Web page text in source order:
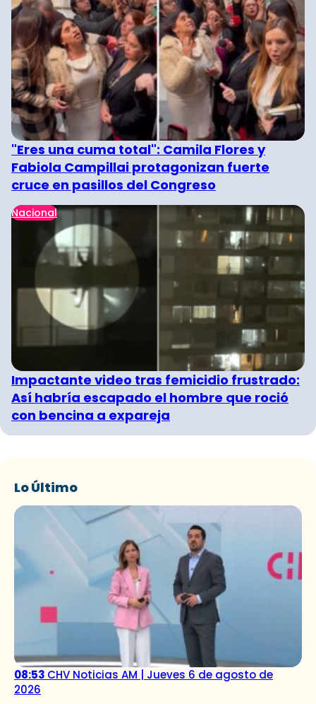
"Eres una cuma total": Camila Flores y
Fabiola Campillai protagonizan fuerte
cruce en pasillos del Congreso
Nacional
Impactante video tras femicidio frustrado:
Así habría escapado el hombre que roció
con bencina a expareja
Lo Último
08:53 CHV Noticias AM | Jueves 6 de agosto de
2026